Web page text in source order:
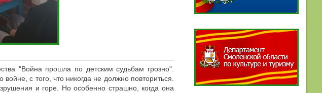
"Война прошла по детским судьбам грозно".
с того, что никогда не должно повториться.
и горе. Но особенно страшно, когда она